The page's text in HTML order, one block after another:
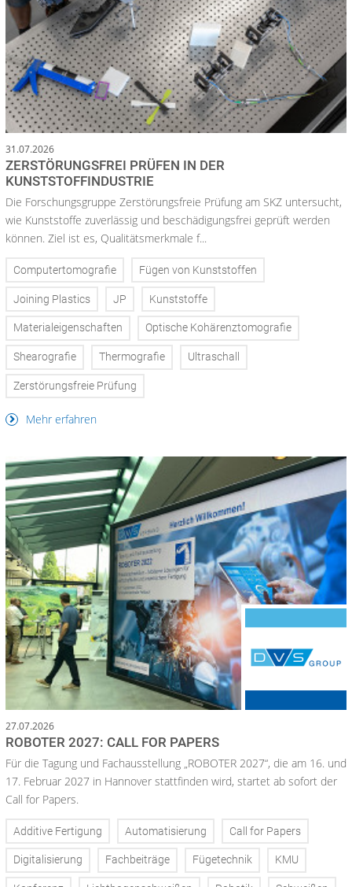
31.07.2026
ZERSTÖRUNGSFREI PRÜFEN IN DER
KUNSTSTOFFINDUSTRIE
Die Forschungsgruppe Zerstörungsfreie Prüfung am SKZ untersucht,
wie Kunststoffe zuverlässig und beschädigungsfrei geprüft werden
können. Ziel ist es, Qualitätsmerkmale f...
Computertomografie Fügen von Kunststoffen
Joining Plastics JP Kunststoffe
Materialeigenschaften Optische Kohärenztomografie
Shearografie Thermografie Ultraschall
Zerstörungsfreie Prüfung
Mehr erfahren
27.07.2026
ROBOTER 2027: CALL FOR PAPERS
Für die Tagung und Fachausstellung „ROBOTER 2027“, die am 16. und
17. Februar 2027 in Hannover stattfinden wird, startet ab sofort der
Call for Papers.
Additive Fertigung Automatisierung Call for Papers
Digitalisierung Fachbeiträge Fügetechnik KMU